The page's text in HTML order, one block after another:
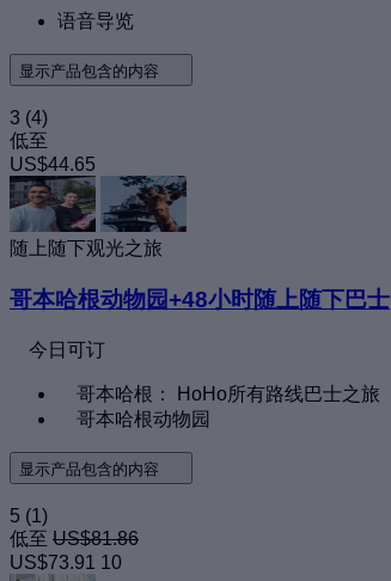
语音导览
显示产品包含的内容
3 (4)
低至
US$44.65
随上随下观光之旅
哥本哈根动物园+48小时随上随下巴士
今日可订
哥本哈根： HoHo所有路线巴士之旅
哥本哈根动物园
显示产品包含的内容
5 (1)
低至 US$81.86
US$73.91 10